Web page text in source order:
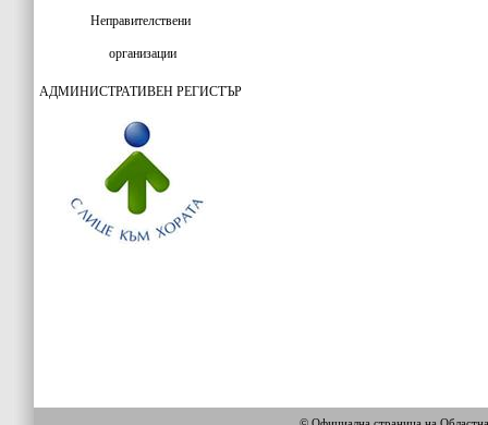
Неправителствени
организации
АДМИНИСТРАТИВЕН РЕГИСТЪР